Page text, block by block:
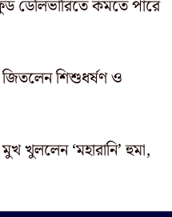
ডেলিভারিতে কমতে পারে
শিশুধর্ষণ ও
খুললেন ‘মহারানি’ হুমা,